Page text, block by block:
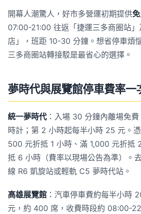
開幕人潮驚人，好市多營運初期提供
07:00-21:00 往返「捷運三多商圈站
店」，班距 10-30 分鐘。想省停車煩
三多商圈站轉接駁是最省心的選擇。
夢時代與展覽館停車費率一
統一夢時代：入場 30 分鐘內離場免
時計；第 2 小時起每半小時 25 元。
500 元折抵 1 小時、滿 1,000 元折抵
抵 6 小時（費率以現場公告為準）。
線 R6 凱旋站或輕軌 C5 夢時代站。
高雄展覽館 ：汽車停車費約每半小時
元，約 400 席，收費時段約 08:00-